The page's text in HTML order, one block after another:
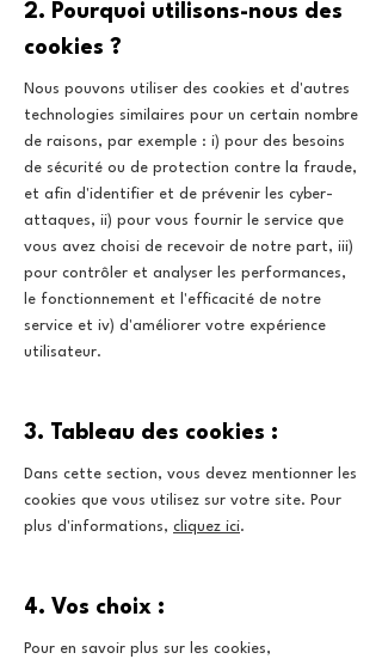
2. Pourquoi utilisons-nous des
cookies ?
Nous pouvons utiliser des cookies et d'autres
technologies similaires pour un certain nombre
de raisons, par exemple : i) pour des besoins
de sécurité ou de protection contre la fraude,
et afin d'identifier et de prévenir les cyber-
attaques, ii) pour vous fournir le service que
vous avez choisi de recevoir de notre part, iii)
pour contrôler et analyser les performances,
le fonctionnement et l'efficacité de notre
service et iv) d'améliorer votre expérience
utilisateur.
3. Tableau des cookies :
Dans cette section, vous devez mentionner les
cookies que vous utilisez sur votre site. Pour
plus d'informations, cliquez ici.
4. Vos choix :
Pour en savoir plus sur les cookies,